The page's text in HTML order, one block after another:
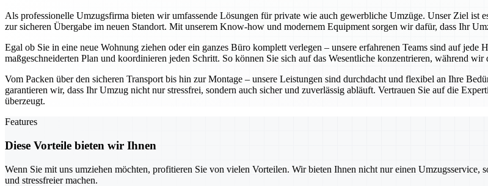
Als professionelle Umzugsfirma bieten wir umfassende Lösungen für private wie auch gewerbliche Umzüge. Unser Ziel ist
zur sicheren Übergabe im neuen Standort. Mit unserem Know-how und modernem Equipment sorgen wir dafür, dass Ihr
Egal ob Sie in eine neue Wohnung ziehen oder ein ganzes Büro komplett verlegen – unsere erfahrenen Teams sind auf
maßgeschneiderten Plan und koordinieren jeden Schritt. So können Sie sich auf das Wesentliche konzentrieren, während
Vom Packen über den sicheren Transport bis hin zur Montage – unsere Leistungen sind durchdacht und flexibel an Ihre
garantieren wir, dass Ihr Umzug nicht nur stressfrei, sondern auch sicher und zuverlässig abläuft. Vertrauen Sie auf die
überzeugt.
Features
Diese Vorteile bieten wir Ihnen
Wenn Sie mit uns umziehen möchten, profitieren Sie von vielen Vorteilen. Wir bieten Ihnen nicht nur einen
und stressfreier machen.